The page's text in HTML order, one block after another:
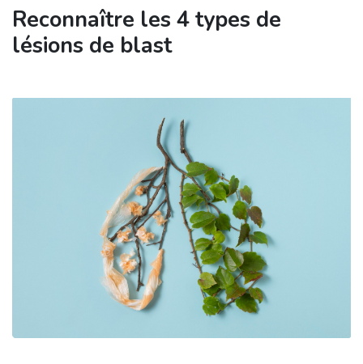
Reconnaître les 4 types de
lésions de blast